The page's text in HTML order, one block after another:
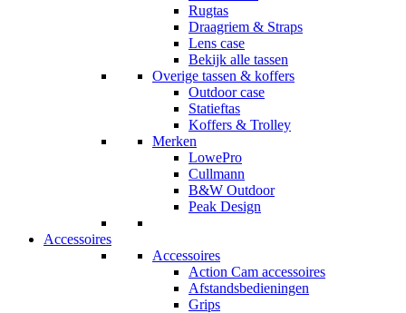
Rugtas
Draagriem & Straps
Lens case
Bekijk alle tassen
Overige tassen & koffers
Outdoor case
Statieftas
Koffers & Trolley
Merken
LowePro
Cullmann
B&W Outdoor
Peak Design
Accessoires
Accessoires
Action Cam accessoires
Afstandsbedieningen
Grips